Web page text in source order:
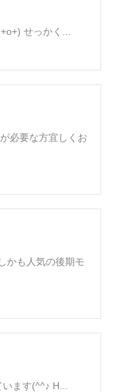
せっかく...
必要な方宜しくお
かも人気の後期モ
ます(^^♪ H...